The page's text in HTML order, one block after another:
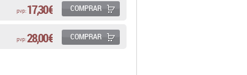
pvp:17,30 € COMPRAR
pvp:28,00 € COMPRAR